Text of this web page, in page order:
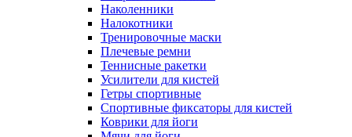
Наколенники
Налокотники
Тренировочные маски
Плечевые ремни
Теннисные ракетки
Усилители для кистей
Гетры спортивные
Спортивные фиксаторы для кистей
Коврики для йоги